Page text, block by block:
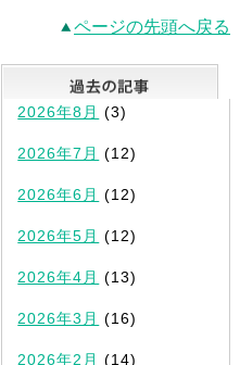
ページの先頭へ戻る
最新記事一覧
2026年8月 (3)
2026年7月 (12)
2026年6月 (12)
2026年5月 (12)
2026年4月 (13)
2026年3月 (16)
2026年2月 (14)